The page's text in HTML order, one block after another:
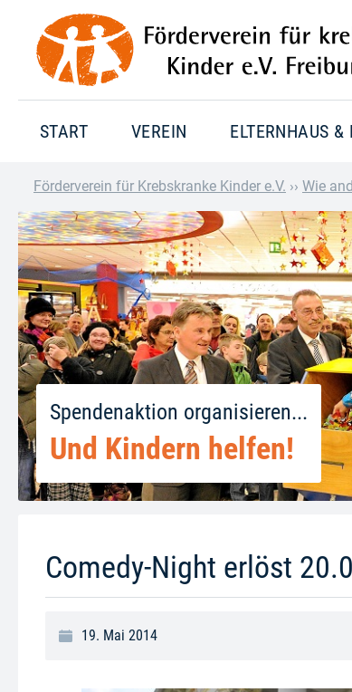
START VEREIN ELTERNHAUS &
Förderverein für Krebskranke Kinder e.V. ›› Wie
Spendenaktion organisieren...
Und Kindern helfen!
Comedy-Night erlöst
19. Mai 2014